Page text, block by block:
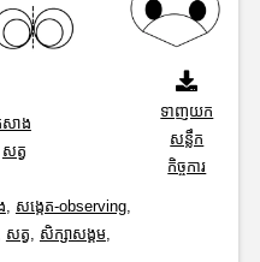
សាង
សត្វ
, សង្កេត-observing,
សត្វ, សិក្សាសង្គម,
ទាញយក
សន្លឹក
កិច្ចការ